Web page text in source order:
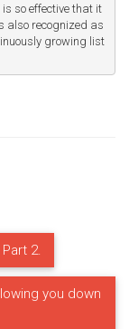
so effective that it
also recognized as
growing list
2.
you down